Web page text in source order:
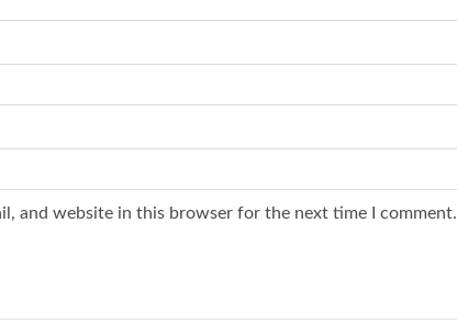
and website in this browser for the next time I comment.